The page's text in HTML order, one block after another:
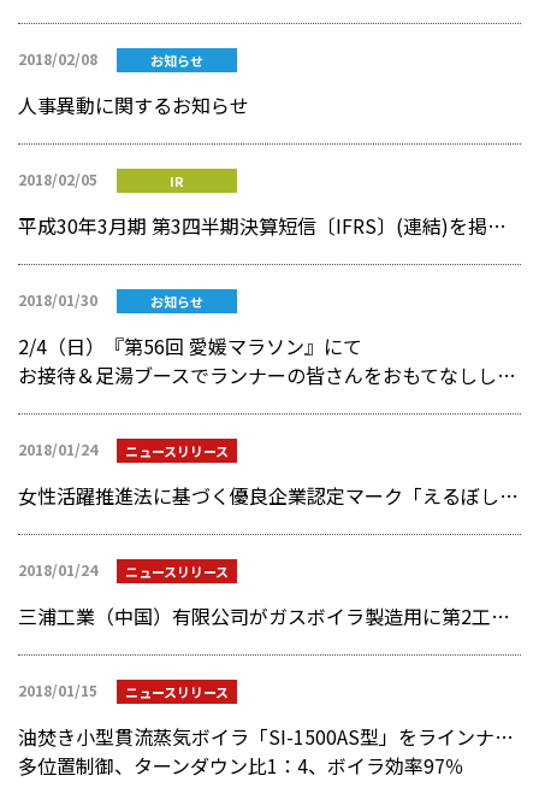
2018/02/08 お知らせ
人事異動に関するお知らせ
2018/02/05 IR
平成30年3月期 第3四半期決算短信〔IFRS〕(連結)を掲載しました
2018/01/30 お知らせ
2/4（日）『第56回 愛媛マラソン』にて
お接待＆足湯ブースでランナーの皆さんをおもてなしします！
2018/01/24 ニュースリリース
女性活躍推進法に基づく優良企業認定マーク「えるぼし」 を取得 ！
2018/01/24 ニュースリリース
三浦工業（中国）有限公司がガスボイラ製造用に第2工場建設用地を取得
2018/01/15 ニュースリリース
油焚き小型貫流蒸気ボイラ「SI-1500AS型」をラインナップ
多位置制御、ターンダウン比1：4、ボイラ効率97％